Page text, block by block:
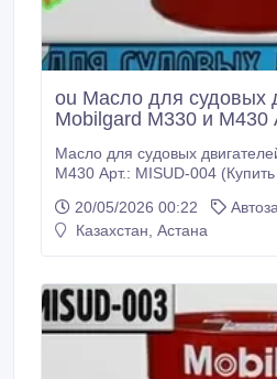
ou Масло для судовых
Мobilgard М330 и М430
Масло для судовых
М430 Арт.: MISUD-004 (Купить в Нур-Султане/
M430 - высококачественные
числом (TBN) 30, разработанные для применения в
20/05/2026 00:22
Казахстан, Астана